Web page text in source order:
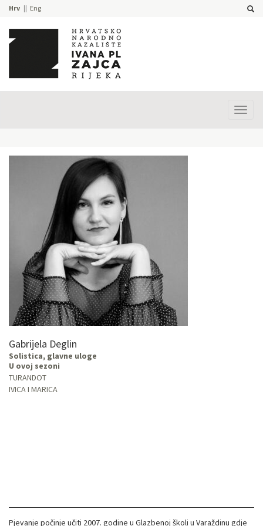
Hrv Eng
Gabrijela Deglin
Solistica, glavne uloge
U ovoj sezoni
TURANDOT
IVICA I MARICA
Pjevanje počinje učiti 2007. godine u Glazbenoj školi u Varaždinu gdje